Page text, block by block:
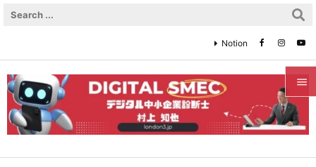


メニ
Notion